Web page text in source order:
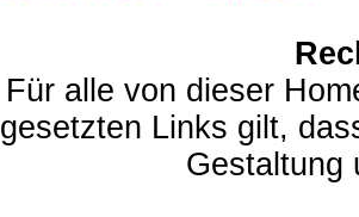
Für alle von dieser
gesetzten Links gilt,
Gestaltung